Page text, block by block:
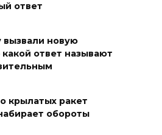
ответ
новую
ответ называют
крылатых ракет
обороты